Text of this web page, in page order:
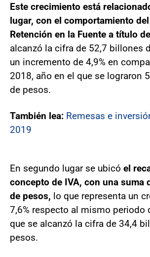
Este crecimiento está
lugar, con el comportamiento
Retención en la Fuente a título
alcanzó la cifra de 52,7 billones
un incremento de 4,9% en
2018, año en el que se lograron
de pesos.
También lea: Remesas e
2019
En segundo lugar se ubicó el
concepto de IVA, con una suma
de pesos, lo que representa un
7,6% respecto al mismo periodo
que se alcanzó la cifra de 34,4
pesos.